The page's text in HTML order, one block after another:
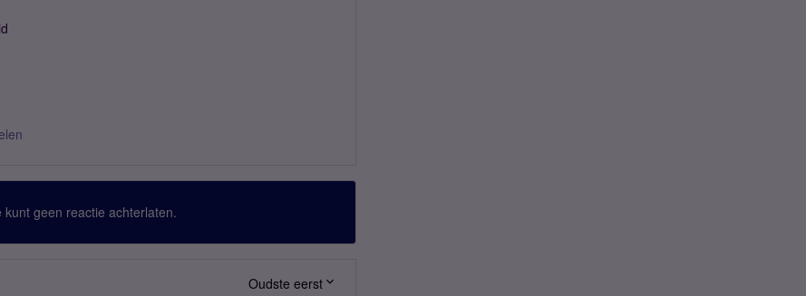
kunt geen reactie achterlaten.
Oudste eerst